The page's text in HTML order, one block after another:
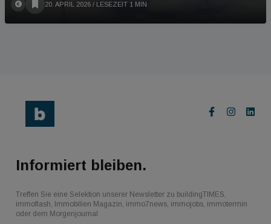
20. APRIL 2026 / LESEZEIT 1 MIN
Informiert bleiben.
Treffen Sie eine Selektion unserer Newsletter zu buildingTIMES,
immoflash, Immobilien Magazin, immo7news, immojobs, immotermin
oder dem Morgenjournal